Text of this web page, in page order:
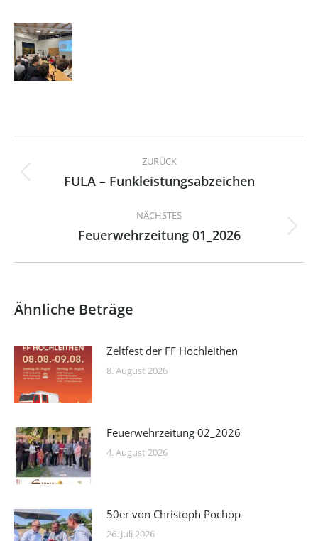
Kommentarnavigation
ZURÜCK
Vorheriger
FULA – Funkleistungsabzeichen
NÄCHSTES
Nächster
Feuerwehrzeitung 01_2026
Ähnliche Beträge
Zeltfest der FF Hochleithen
8. August 2026
Feuerwehrzeitung 02_2026
4. August 2026
50er von Christoph Pochop
26. Juli 2026